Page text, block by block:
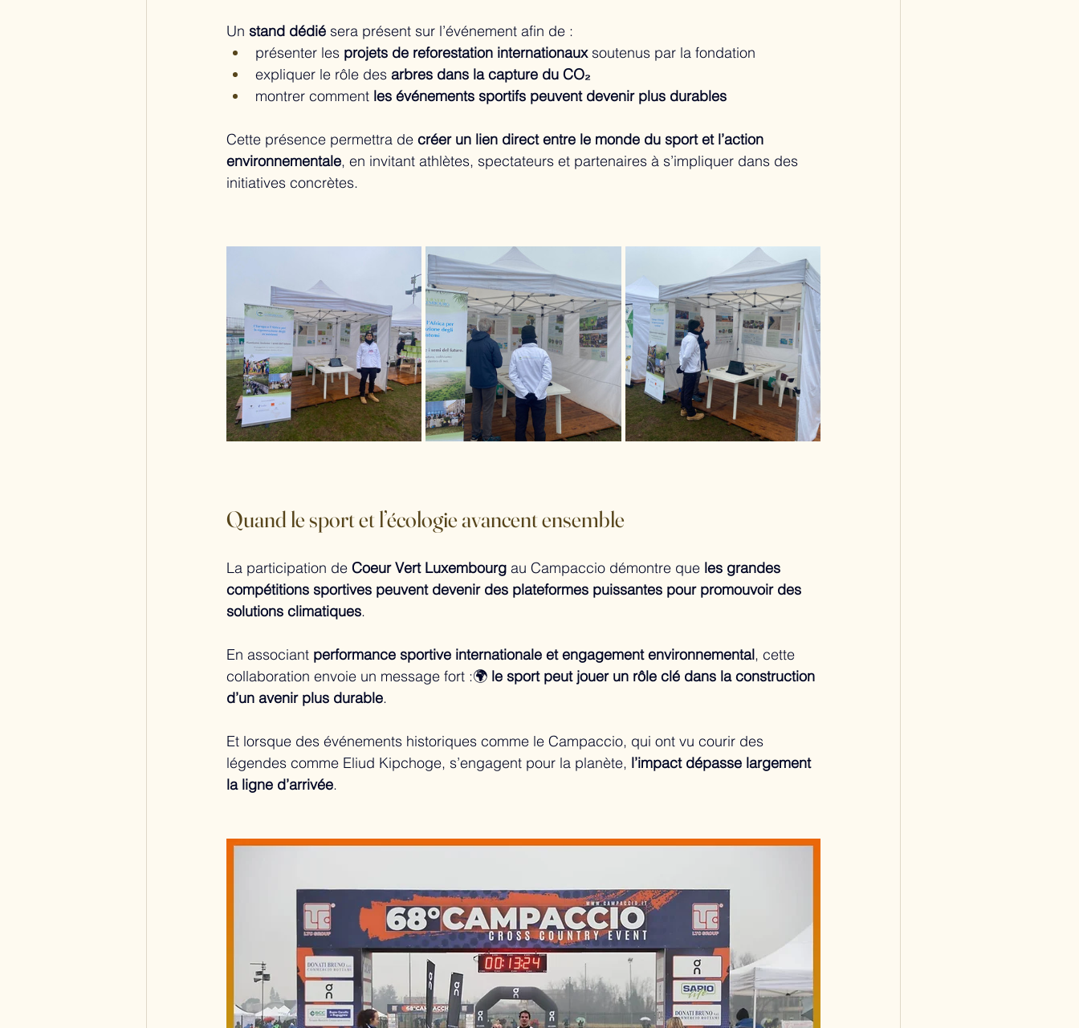
Un stand dédié sera présent sur l’événement afin de :
présenter les projets de reforestation internationaux soutenus par la fondation
expliquer le rôle des arbres dans la capture du CO₂
montrer comment les événements sportifs peuvent devenir plus durables
Cette présence permettra de créer un lien direct entre le monde du sport et l’action
environnementale, en invitant athlètes, spectateurs et partenaires à s’impliquer dans des
initiatives concrètes.
Quand le sport et l’écologie avancent ensemble
La participation de Coeur Vert Luxembourg au Campaccio démontre que les grandes
compétitions sportives peuvent devenir des plateformes puissantes pour promouvoir des
solutions climatiques.
En associant performance sportive internationale et engagement environnemental, cette
collaboration envoie un message fort :🌍 le sport peut jouer un rôle clé dans la construction
d’un avenir plus durable.
Et lorsque des événements historiques comme le Campaccio, qui ont vu courir des
légendes comme Eliud Kipchoge, s’engagent pour la planète, l’impact dépasse largement
la ligne d’arrivée.